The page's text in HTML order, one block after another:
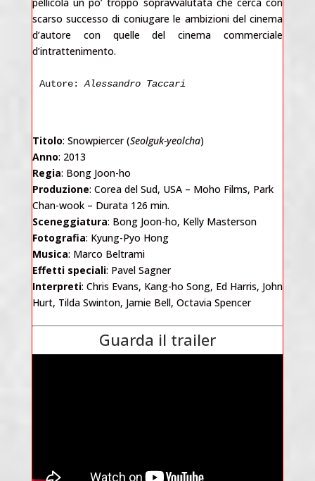
scarso successo di coniugare le ambizioni del cinema
d’autore con quelle del cinema commerciale
d’intrattenimento.
Autore: Alessandro Taccari
Titolo: Snowpiercer (Seolguk-yeolcha)
Anno: 2013
Regia: Bong Joon-ho
Produzione: Corea del Sud, USA – Moho Films, Park
Chan-wook – Durata 126 min.
Sceneggiatura: Bong Joon-ho, Kelly Masterson
Fotografia: Kyung-Pyo Hong
Musica: Marco Beltrami
Effetti speciali: Pavel Sagner
Interpreti: Chris Evans, Kang-ho Song, Ed Harris, John
Hurt, Tilda Swinton, Jamie Bell, Octavia Spencer
Guarda il trailer